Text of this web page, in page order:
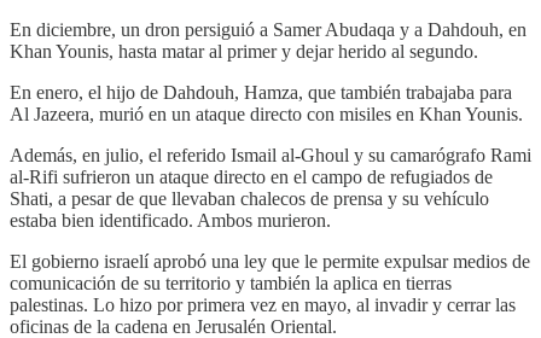
En diciembre, un dron persiguió a Samer Abudaqa y a Dahdouh, en
Khan Younis, hasta matar al primer y dejar herido al segundo.
En enero, el hijo de Dahdouh, Hamza, que también trabajaba para
Al Jazeera, murió en un ataque directo con misiles en Khan Younis.
Además, en julio, el referido Ismail al-Ghoul y su camarógrafo Rami
al-Rifi sufrieron un ataque directo en el campo de refugiados de
Shati, a pesar de que llevaban chalecos de prensa y su vehículo
estaba bien identificado. Ambos murieron.
El gobierno israelí aprobó una ley que le permite expulsar medios de
comunicación de su territorio y también la aplica en tierras
palestinas. Lo hizo por primera vez en mayo, al invadir y cerrar las
oficinas de la cadena en Jerusalén Oriental.